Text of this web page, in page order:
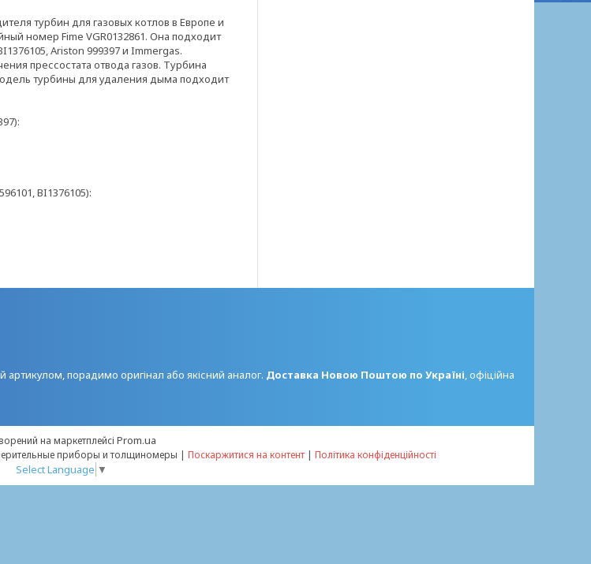
турбин для газовых котлов в Европе и
номер Fime VGR0132861. Она подходит
Ariston 999397 и Immergas.
прессостата отвода газов. Турбина
турбины для удаления дыма подходит
BI1376105):
порадимо оригінал або якісний аналог. Доставка Новою Поштою по Україні, офіційна
на маркетплейсі Prom.ua
Kotelzip - запчасти для котлов, теплообменники битермические, измерительные приборы и толщиномеры | Поскаржитися на контент | Політика конфіденційності
Select Language ▼